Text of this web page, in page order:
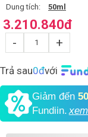
Dung tích: 50ml
3.210.840đ
- +
Trả sau0đvới
Giảm đến
Fundiin.